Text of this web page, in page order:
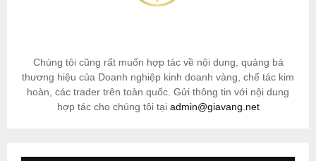
Chúng tôi cũng rất muốn hợp tác về nội dung, quảng bá
thương hiệu của Doanh nghiệp kinh doanh vàng, chế tác kim
hoàn, các trader trên toàn quốc. Gửi thông tin với nội dung
hợp tác cho chúng tôi tại admin@giavang.net